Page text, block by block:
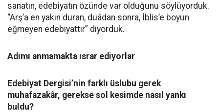
sanatın, edebiyatın özünde var olduğunu söylüyorduk.
“Arş’a en yakın duran, duâdan sonra, İblis’e boyun
eğmeyen edebiyattır” diyorduk.
Adımı anmamakta ısrar ediyorlar
Edebiyat Dergisi’nin farklı üslubu gerek
muhafazakâr, gerekse sol kesimde nasıl yankı
buldu?